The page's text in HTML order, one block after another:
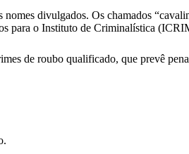
divulgados. Os chamados
para o Instituto de Criminalística
de roubo qualificado, que prevê